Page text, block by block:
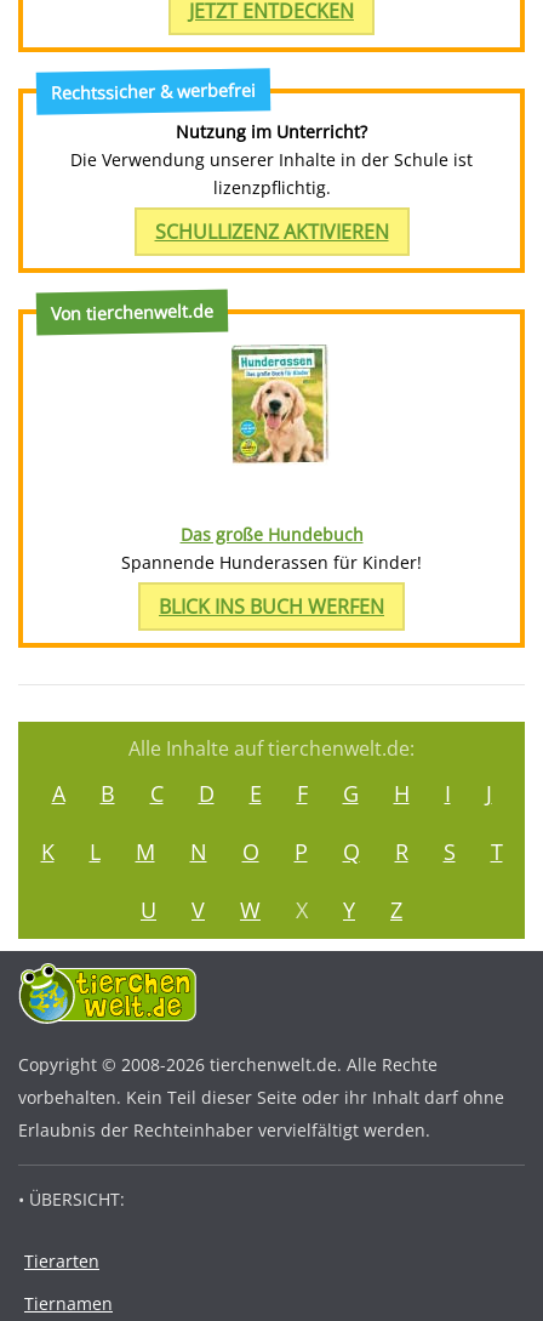
JETZT ENTDECKEN
Rechtssicher & werbefrei
Nutzung im Unterricht?
Die Verwendung unserer Inhalte in der Schule ist
lizenzpflichtig.
SCHULLIZENZ AKTIVIEREN
Von tierchenwelt.de
Das große Hundebuch
Spannende Hunderassen für Kinder!
BLICK INS BUCH WERFEN
Alle Inhalte auf tierchenwelt.de:
A B C D E F G H I
J
K
L M N O P Q R S
T
U
V W X Y Z
Copyright © 2008-2026 tierchenwelt.de. Alle Rechte
vorbehalten. Kein Teil dieser Seite oder ihr Inhalt darf ohne
Erlaubnis der Rechteinhaber vervielfältigt werden.
• ÜBERSICHT:
Tierarten
Tiernamen